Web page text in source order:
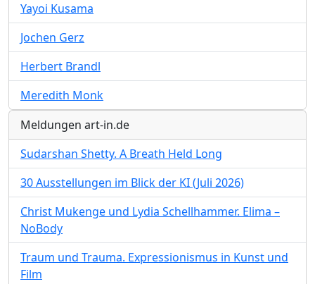
Yayoi Kusama
Jochen Gerz
Herbert Brandl
Meredith Monk
Meldungen art-in.de
Sudarshan Shetty. A Breath Held Long
30 Ausstellungen im Blick der KI (Juli 2026)
Christ Mukenge und Lydia Schellhammer. Elima –
NoBody
Traum und Trauma. Expressionismus in Kunst und
Film